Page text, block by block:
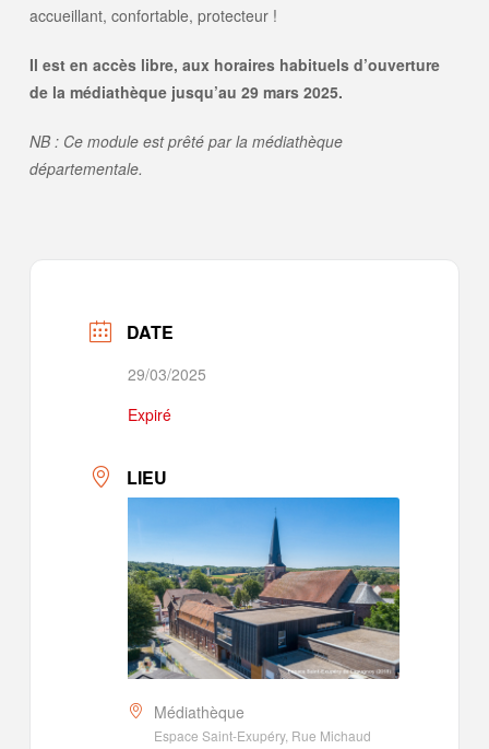
accueillant, confortable, protecteur !
Il est en accès libre, aux horaires habituels d’ouverture
de la médiathèque jusqu’au 29 mars 2025.
NB : Ce module est prêté par la médiathèque
départementale.
DATE
29/03/2025
Expiré
LIEU
Médiathèque
Espace Saint-Exupéry, Rue Michaud